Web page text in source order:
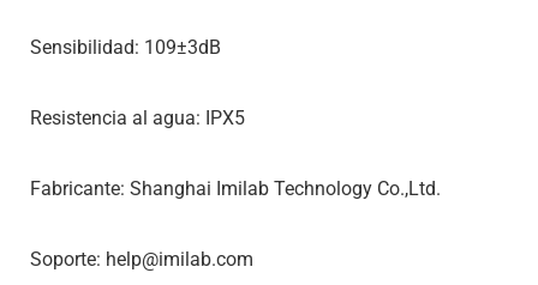
Sensibilidad: 109±3dB
Resistencia al agua: IPX5
Fabricante: Shanghai Imilab Technology Co.,Ltd.
Soporte: help@imilab.com